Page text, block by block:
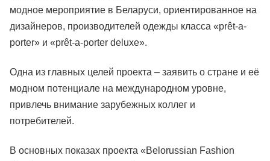
модное мероприятие в Беларуси, ориентированное на
дизайнеров, производителей одежды класса «prêt-a-
porter» и «prêt-a-porter deluxe».
Одна из главных целей проекта – заявить о стране и её
модном потенциале на международном уровне,
привлечь внимание зарубежных коллег и
потребителей.
В основных показах проекта «Belorussian Fashion